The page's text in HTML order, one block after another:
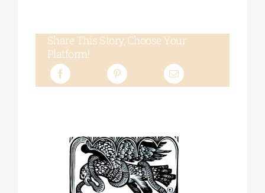
Share This Story, Choose Your
Platform!